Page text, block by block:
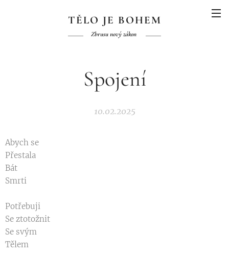
TĚLO JE BOHEM
Zbrusu nový zákon
Spojení
10.02.2025
Abych se
Přestala
Bát
Smrti
Potřebuji
Se ztotožnit
Se svým
Tělem